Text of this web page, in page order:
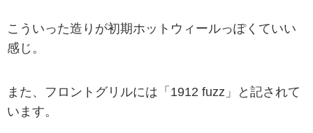
こういった造りが初期ホットウィールっぽくていい
感じ。
また、フロントグリルには「1912 fuzz」と記されて
います。